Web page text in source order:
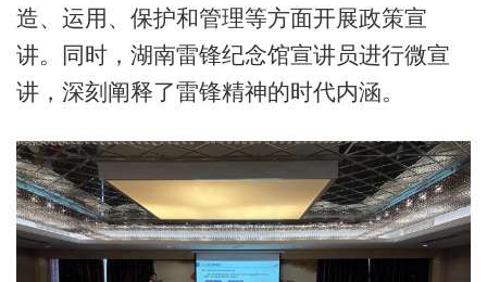
造、运用、保护和管理等方面开展政策宣
讲。同时，湖南雷锋纪念馆宣讲员进行微宣
讲，深刻阐释了雷锋精神的时代内涵。